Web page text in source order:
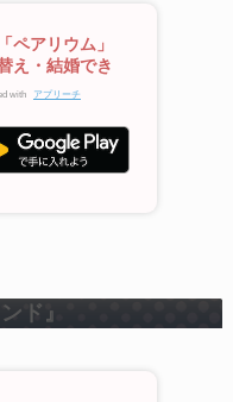
ペアリウム」
え・結婚でき
with アプリーチ
ド』